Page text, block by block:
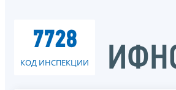
7728
КОД ИНСПЕКЦИИ